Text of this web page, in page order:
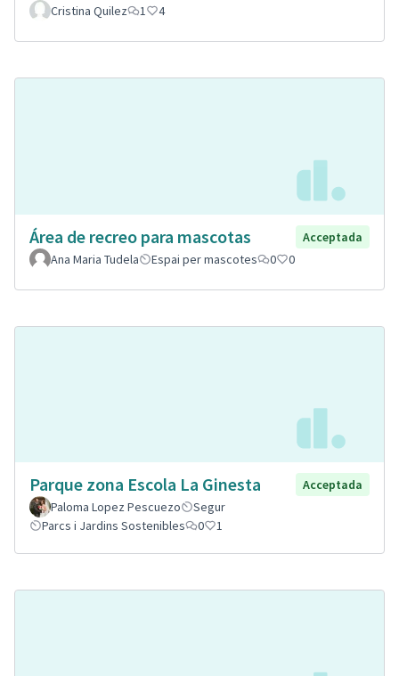
Cristina Quilez
1 4
Área de recreo para mascotas
Acceptada
Ana Maria Tudela
Espai per mascotes 0 0
Parque zona Escola La Ginesta
Acceptada
Paloma Lopez Pescuezo
Segur
Parcs i Jardins Sostenibles
0 1